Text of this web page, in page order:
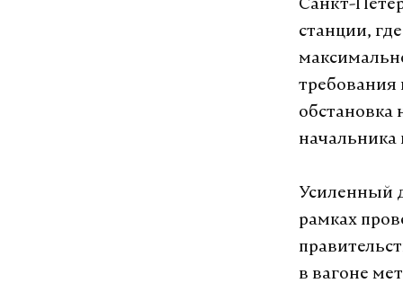
Санкт-
станции,
требования
обстановка
начальника
Усиленный
рамках
в вагоне